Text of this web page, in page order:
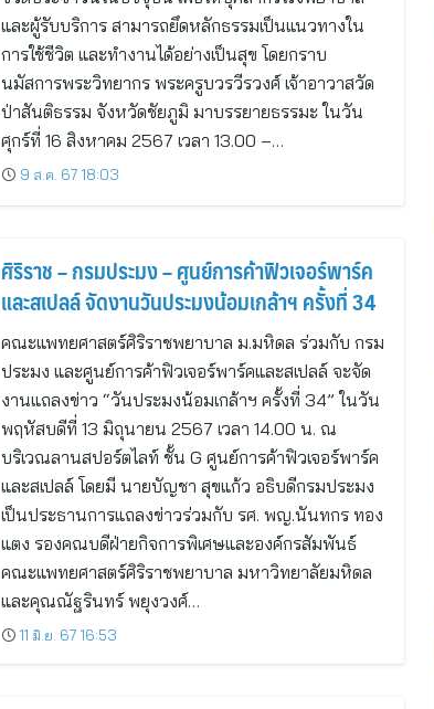
และผู้รับบริการ สามารถยึดหลักธรรมเป็นแนวทางใน
การใช้ชีวิต และทำงานได้อย่างเป็นสุข โดยกราบ
นมัสการพระวิทยากร พระครูบวรวีรวงศ์ เจ้าอาวาสวัด
ป่าสันติธรรม จังหวัดชัยภูมิ มาบรรยายธรรมะ ในวัน
ศุกร์ที่ 16 สิงหาคม 2567 เวลา 13.00 –…
9 ส.ค. 67 18:03
ศิริราช – กรมประมง – ศูนย์การค้าฟิวเจอร์พาร์ค
และสเปลล์ จัดงานวันประมงน้อมเกล้าฯ ครั้งที่ 34
คณะแพทยศาสตร์ศิริราชพยาบาล ม.มหิดล ร่วมกับ กรม
ประมง และศูนย์การค้าฟิวเจอร์พาร์คและสเปลล์ จะจัด
งานแถลงข่าว “วันประมงน้อมเกล้าฯ ครั้งที่ 34” ในวัน
พฤหัสบดีที่ 13 มิถุนายน 2567 เวลา 14.00 น. ณ
บริเวณลานสปอร์ตไลท์ ชั้น G ศูนย์การค้าฟิวเจอร์พาร์ค
และสเปลล์ โดยมี นายบัญชา สุขแก้ว อธิบดีกรมประมง
เป็นประธานการแถลงข่าวร่วมกับ รศ. พญ.นันทกร ทอง
แตง รองคณบดีฝ่ายกิจการพิเศษและองค์กรสัมพันธ์
คณะแพทยศาสตร์ศิริราชพยาบาล มหาวิทยาลัยมหิดล
และคุณณัฐรินทร์ พยุงวงศ์…
11 มิ.ย. 67 16:53